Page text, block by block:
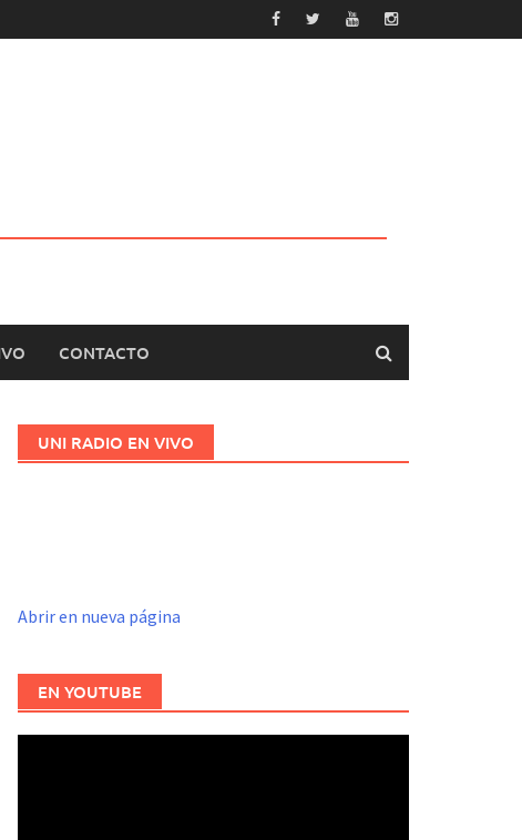
CONTACTO
UNI RADIO EN VIVO
Abrir en nueva página
EN YOUTUBE